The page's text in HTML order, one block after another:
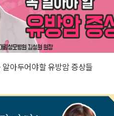
아두어야할 유방암 증상들